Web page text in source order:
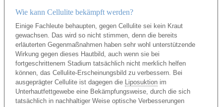
Wie kann Cellulite bekämpft werden?
Einige Fachleute behaupten, gegen Cellulite sei kein Kraut
gewachsen. Das wird so nicht stimmen, denn die bereits
erläuterten Gegenmaßnahmen haben sehr wohl unterstützende
Wirkung gegen dieses Hautbild, auch wenn sie bei
fortgeschrittenem Stadium tatsächlich nicht merklich helfen
können, das Cellulite-Erscheinungsbild zu verbessern. Bei
ausgeprägter Cellulite ist dagegen die
Liposuktionim
Unterhautfettgewebe eine Bekämpfungsweise, durch die sich
tatsächlich in nachhaltiger Weise optische Verbesserungen